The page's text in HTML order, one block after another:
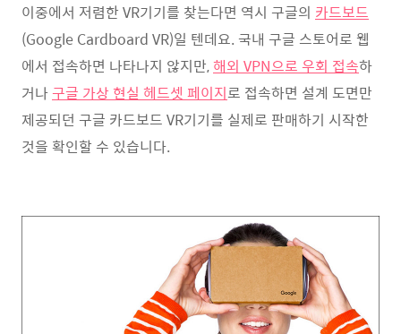
이중에서 저렴한 VR기기를 찾는다면 역시 구글의 카드보드
(Google Cardboard VR)일 텐데요. 국내 구글 스토어로 웹
에서 접속하면 나타나지 않지만,해외 VPN으로 우회 접속하
거나구글 가상 현실 헤드셋 페이지로 접속하면 설계 도면만
제공되던 구글 카드보드 VR기기를 실제로 판매하기 시작한
것을 확인할 수 있습니다.